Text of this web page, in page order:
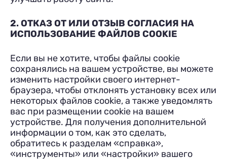
2. ОТКАЗ ОТ ИЛИ ОТЗЫВ СОГЛАСИЯ НА
ИСПОЛЬЗОВАНИЕ ФАЙЛОВ COOKIE
Если вы не хотите, чтобы файлы cookie
сохранялись на вашем устройстве, вы можете
изменить настройки своего интернет-
браузера, чтобы отклонять установку всех или
некоторых файлов cookie, а также уведомлять
вас при размещении cookie на вашем
устройстве. Для получения дополнительной
информации о том, как это сделать,
обратитесь к разделам «справка»,
«инструменты» или «настройки» вашего